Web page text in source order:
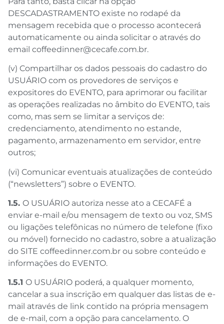
DESCADASTRAMENTO existe no rodapé da
mensagem recebida que o processo acontecerá
automaticamente ou ainda solicitar o através do
email coffeedinner@cecafe.com.br.
(v) Compartilhar os dados pessoais do cadastro do
USUÁRIO com os provedores de serviços e
expositores do EVENTO, para aprimorar ou facilitar
as operações realizadas no âmbito do EVENTO, tais
como, mas sem se limitar a serviços de:
credenciamento, atendimento no estande,
pagamento, armazenamento em servidor, entre
outros;
(vi) Comunicar eventuais atualizações de conteúdo
(“newsletters”) sobre o EVENTO.
1.5. O USUÁRIO autoriza nesse ato a CECAFÉ a
enviar e-mail e/ou mensagem de texto ou voz, SMS
ou ligações telefônicas no número de telefone (fixo
ou móvel) fornecido no cadastro, sobre a atualização
do SITE coffeedinner.com.br ou sobre conteúdo e
informações do EVENTO.
1.5.1 O USUÁRIO poderá, a qualquer momento,
cancelar a sua inscrição em qualquer das listas de e-
mail através de link contido na própria mensagem
de e-mail, com a opção para cancelamento. O